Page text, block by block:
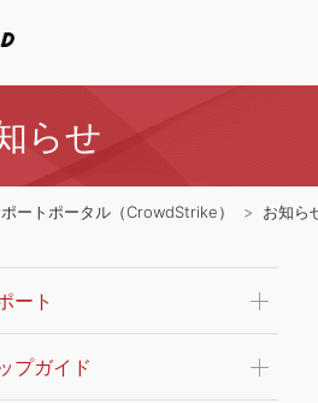
らせ
ートポータル（CrowdStrike） お知ら
ート
プガイド